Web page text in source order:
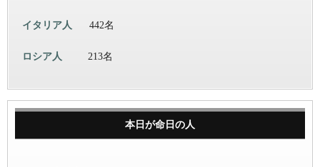
イタリア人 442名
ロシア人 213名
本日が命日の人